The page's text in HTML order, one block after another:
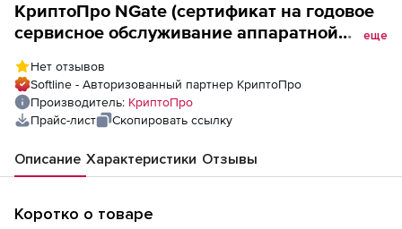
КриптоПро NGate (сертификат на годовое
сервисное обслуживание аппаратной
еще
Нет отзывов
Softline - Авторизованный партнер КриптоПро
Производитель: КриптоПро
Прайс-лист
Скопировать ссылку
Описание Характеристики Отзывы
Коротко о товаре